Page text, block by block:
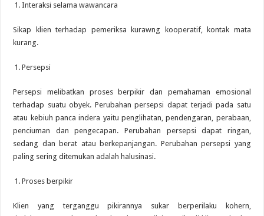
Interaksi selama wawancara
Sikap klien terhadap pemeriksa kurawng kooperatif, kontak mata
kurang.
Persepsi
Persepsi melibatkan proses berpikir dan pemahaman emosional
terhadap suatu obyek. Perubahan persepsi dapat terjadi pada satu
atau kebiuh panca indera yaitu penglihatan, pendengaran, perabaan,
penciuman dan pengecapan. Perubahan persepsi dapat ringan,
sedang dan berat atau berkepanjangan. Perubahan persepsi yang
paling sering ditemukan adalah halusinasi.
Proses berpikir
Klien yang terganggu pikirannya sukar berperilaku kohern,